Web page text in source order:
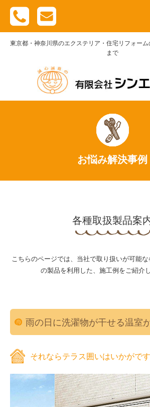
東京都・神奈川県のエクステリア・住宅リフォー
まで
お悩み解決事例
各種取扱製品案
こちらのページでは、当社で取り扱いが可能
の製品を利用した、施工例をご紹介
雨の日に洗濯物が干せる温室
それならテラス囲いはいかがで